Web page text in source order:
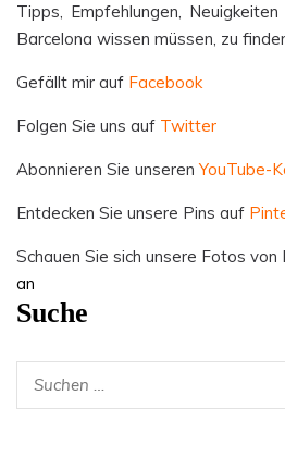
Tipps, Empfehlungen,
Barcelona wissen müssen, zu
Gefällt mir auf Facebook
Folgen Sie uns auf Twitter
Abonnieren Sie unserenYouTube-
Entdecken Sie unsere Pins auf
Schauen Sie sich unsere Fotos
an
Suche